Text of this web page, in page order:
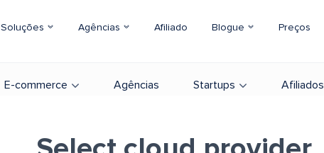
Soluções Agências Afiliado Blogue Preços
E-commerce Agências Startups Afiliados